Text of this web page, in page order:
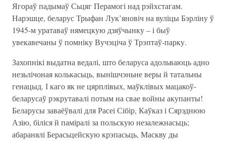
Ягораў падымаў Сьцяг Перамогі над рэйхстагам.
Нарэшце, беларус Трыфан Лук’яновіч на вуліцы Бэрліну ў
1945-м уратаваў нямецкую дзяўчынку – і быў
увекавечаны ў помніку Вучэціча ў Трэптаў-парку.
Захопнікі выдатна ведалі, што беларуса адольваюць адно
незьлічоная колькасьць, вынішчэньне веры й татальны
генацыд. І каго як не цярплівых, маўклівых мацакоў-
беларусаў рэкрутавалі потым на свае войны акупанты!
Беларусы заваёўвалі для Расеі Сібір, Каўказ і Сярэднюю
Азію, біліся й паміралі за польскую незалежнасьць;
абаранялі Берасьцейскую крэпасьць, Маскву ды